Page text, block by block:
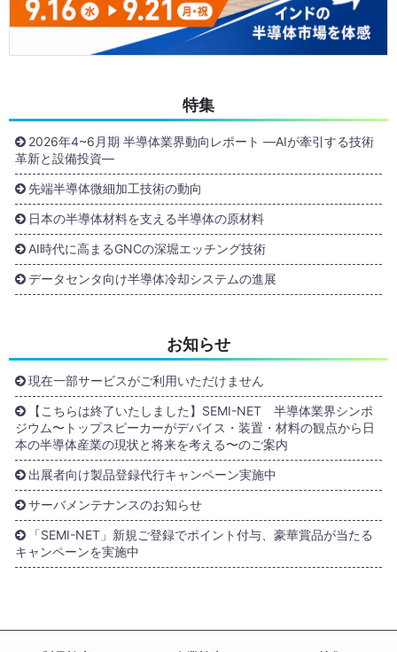
特集
2026年4~6月期 半導体業界動向レポート ―AIが牽引する技術
革新と設備投資―
先端半導体微細加工技術の動向
日本の半導体材料を支える半導体の原材料
AI時代に高まるGNCの深堀エッチング技術
データセンタ向け半導体冷却システムの進展
お知らせ
現在一部サービスがご利用いただけません
【こちらは終了いたしました】SEMI-NET 半導体業界シンポ
ジウム〜トップスピーカーがデバイス・装置・材料の観点から日
本の半導体産業の現状と将来を考える〜のご案内
出展者向け製品登録代行キャンペーン実施中
サーバメンテナンスのお知らせ
「SEMI-NET」新規ご登録でポイント付与、豪華賞品が当たる
キャンペーンを実施中